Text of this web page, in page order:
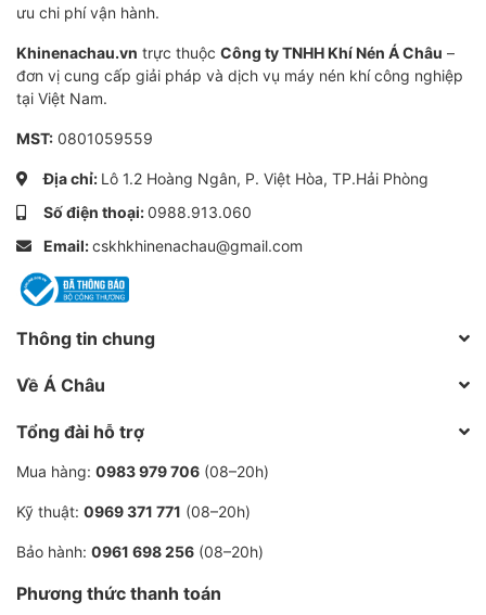
ưu chi phí vận hành.
Khinenachau.vn trực thuộc Công ty TNHH Khí Nén Á Châu –
đơn vị cung cấp giải pháp và dịch vụ máy nén khí công nghiệp
tại Việt Nam.
MST: 0801059559
Địa chỉ: Lô 1.2 Hoàng Ngân, P. Việt Hòa, TP.Hải Phòng
Số điện thoại:0988.913.060
Email:cskhkhinenachau@gmail.com
Thông tin chung
Về Á Châu
Tổng đài hỗ trợ
Mua hàng: 0983 979 706 (08–20h)
Kỹ thuật: 0969 371 771 (08–20h)
Bảo hành: 0961 698 256 (08–20h)
Phương thức thanh toán